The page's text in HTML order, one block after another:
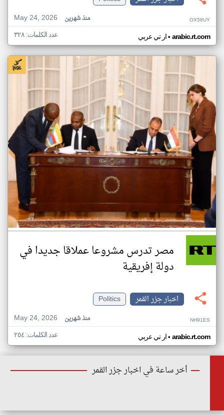
May 24, 2026
منذ شهرين OX58UY
ار تي عربي• arabic.rt.com عدد الكلمات: ٣٢٨
مصر تدرس مشروعا عملاقا جديدا في
دولة إفريقية
اخبار جزر القمر
Politics
May 24, 2026
منذ شهرين NH91ES
ار تي عربي• arabic.rt.com عدد الكلمات: ٢٥٤
أخر ساعة في اخبار جزر القمر